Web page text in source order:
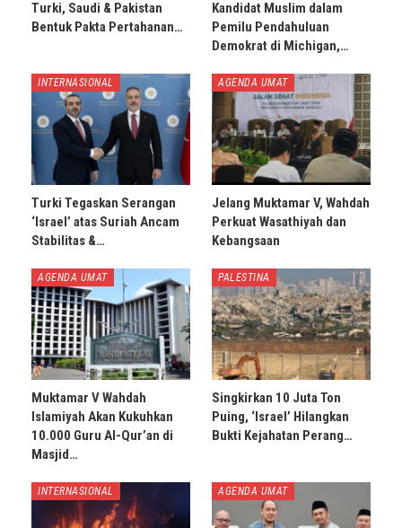
Turki, Saudi & Pakistan
Bentuk Pakta Pertahanan…
Kandidat Muslim dalam
Pemilu Pendahuluan
Demokrat di Michigan,…
INTERNASIONAL
Turki Tegaskan Serangan
‘Israel’ atas Suriah Ancam
Stabilitas &…
AGENDA UMAT
Jelang Muktamar V, Wahdah
Perkuat Wasathiyah dan
Kebangsaan
AGENDA UMAT
Muktamar V Wahdah
Islamiyah Akan Kukuhkan
10.000 Guru Al-Qur’an di
Masjid…
PALESTINA
Singkirkan 10 Juta Ton
Puing, ‘Israel’ Hilangkan
Bukti Kejahatan Perang…
INTERNASIONAL AGENDA UMAT